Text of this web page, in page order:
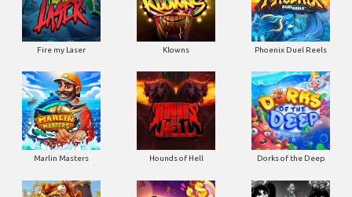
Fire my Laser Klowns Phoenix Duel Reels
Marlin Masters Hounds of Hell Dorks of the Deep